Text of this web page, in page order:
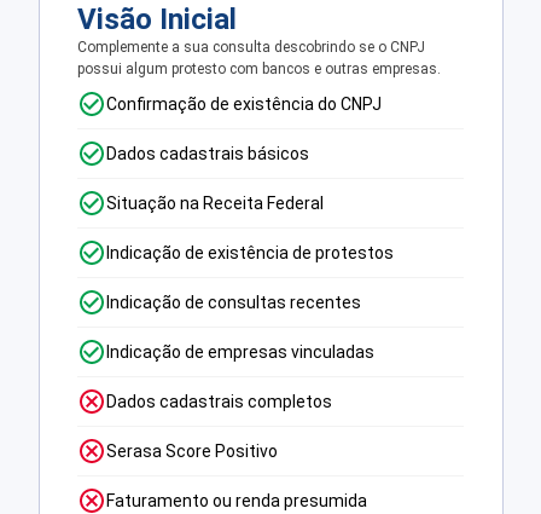
Visão Inicial
Complemente a sua consulta descobrindo se o CNPJ
possui algum protesto com bancos e outras empresas.
Confirmação de existência do CNPJ
Dados cadastrais básicos
Situação na Receita Federal
Indicação de existência de protestos
Indicação de consultas recentes
Indicação de empresas vinculadas
Dados cadastrais completos
Serasa Score Positivo
Faturamento ou renda presumida